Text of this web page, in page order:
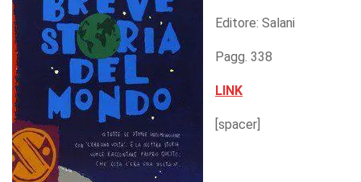
Editore: Salani
Pagg. 338
LINK
[spacer]